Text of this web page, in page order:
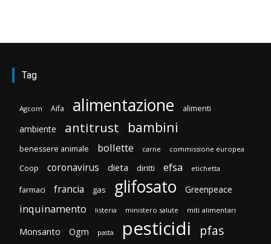
Tag
Agcom Aifa alimentazione alimenti
ambiente antitrust bambini
benessere animale bollette carne commissione europea
Coop coronavirus dieta diritti efsa etichetta
farmaci francia gas glifosato Greenpeace
inquinamento listeria ministero salute miti alimentari
Monsanto Ogm pasta pesticidi pfas